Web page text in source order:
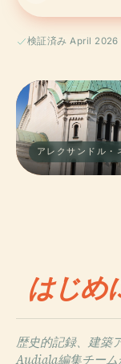
検証済み April 2026
アレクサンドル・
はじめ
歴史的記録、建築
Audiala編集チーム